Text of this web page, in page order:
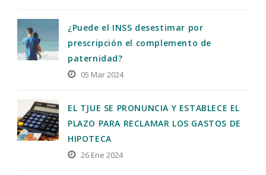
¿Puede el INSS desestimar por
prescripción el complemento de
paternidad?
05 Mar 2024
EL TJUE SE PRONUNCIA Y ESTABLECE EL
PLAZO PARA RECLAMAR LOS GASTOS DE
HIPOTECA
26 Ene 2024